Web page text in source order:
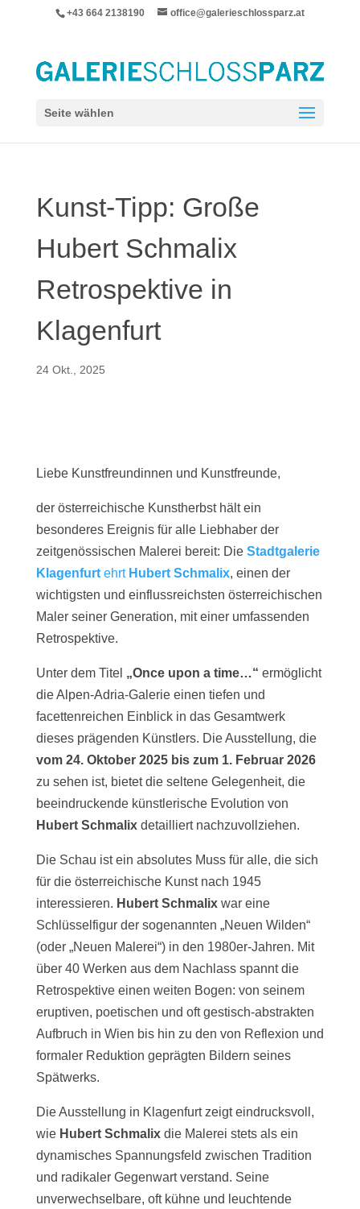
+43 664 2138190 office@galerieschlossparz.at
Seite wählen
Kunst-Tipp: Große
Hubert Schmalix
Retrospektive in
Klagenfurt
24 Okt., 2025
Liebe Kunstfreundinnen und Kunstfreunde,
der österreichische Kunstherbst hält ein
besonderes Ereignis für alle Liebhaber der
zeitgenössischen Malerei bereit: Die Stadtgalerie
Klagenfurtehrt Hubert Schmalix, einen der
wichtigsten und einflussreichsten österreichischen
Maler seiner Generation, mit einer umfassenden
Retrospektive.
Unter dem Titel „Once upon a time…“ ermöglicht
die Alpen-Adria-Galerie einen tiefen und
facettenreichen Einblick in das Gesamtwerk
dieses prägenden Künstlers. Die Ausstellung, die
vom 24. Oktober 2025 bis zum 1. Februar 2026
zu sehen ist, bietet die seltene Gelegenheit, die
beeindruckende künstlerische Evolution von
Hubert Schmalixdetailliert nachzuvollziehen.
Die Schau ist ein absolutes Muss für alle, die sich
für die österreichische Kunst nach 1945
interessieren. Hubert Schmalixwar eine
Schlüsselfigur der sogenannten „Neuen Wilden“
(oder „Neuen Malerei“) in den 1980er-Jahren. Mit
über 40 Werken aus dem Nachlass spannt die
Retrospektive einen weiten Bogen: von seinem
eruptiven, poetischen und oft gestisch-abstrakten
Aufbruch in Wien bis hin zu den von Reflexion und
formaler Reduktion geprägten Bildern seines
Spätwerks.
Die Ausstellung in Klagenfurt zeigt eindrucksvoll,
wie Hubert Schmalixdie Malerei stets als ein
dynamisches Spannungsfeld zwischen Tradition
und radikaler Gegenwart verstand. Seine
unverwechselbare, oft kühne und leuchtende